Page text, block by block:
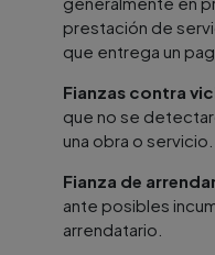
prestación de
que entrega un
Fianzas contra
que no se
una obra o servicio.
Fianza de
ante posibles
arrendatario.